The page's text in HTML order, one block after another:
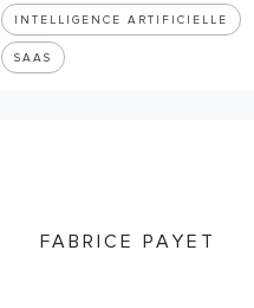
INTELLIGENCE ARTIFICIELLE
SAAS
FABRICE PAYET